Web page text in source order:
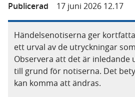
Publicerad
17 juni 2026 12.17
Händelsenotiserna ger
ett urval av de utryckningar
Observera att det är inledande
till grund för notiserna. Det
kan komma att ändras.